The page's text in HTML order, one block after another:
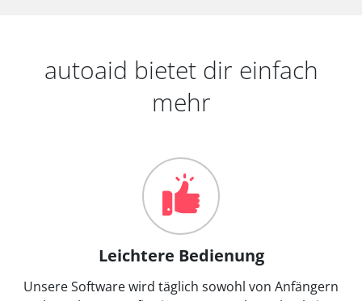
autoaid bietet dir einfach
mehr
Leichtere Bedienung
Unsere Software wird täglich sowohl von Anfängern